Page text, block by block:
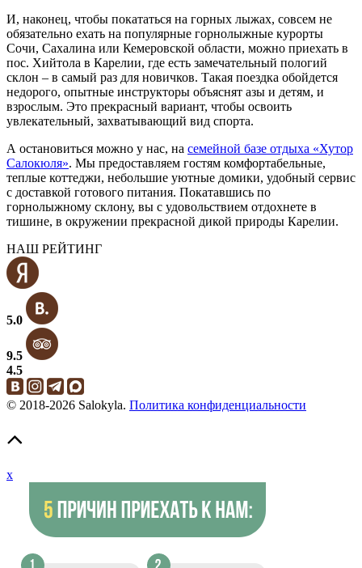
И, наконец, чтобы покататься на горных лыжах, совсем не
обязательно ехать на популярные горнолыжные курорты
Сочи, Сахалина или Кемеровской области, можно приехать в
пос. Хийтола в Карелии, где есть замечательный пологий
склон – в самый раз для новичков. Такая поездка обойдется
недорого, опытные инструкторы объяснят азы и детям, и
взрослым. Это прекрасный вариант, чтобы освоить
увлекательный, захватывающий вид спорта.
А остановиться можно у нас, на семейной базе отдыха «Хутор
Салокюля». Мы предоставляем гостям комфортабельные,
теплые коттеджи, небольшие уютные домики, удобный сервис
с доставкой готового питания. Покатавшись по
горнолыжному склону, вы с удовольствием отдохнете в
тишине, в окружении прекрасной дикой природы Карелии.
НАШ РЕЙТИНГ
5.0
9.5
4.5
© 2018-2026 Salokyla. Политика конфиденциальности
x